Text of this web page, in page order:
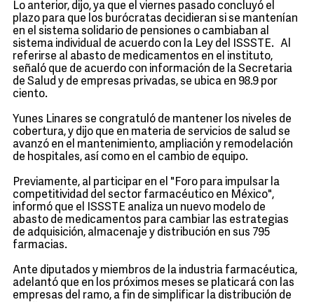
Lo anterior, dijo, ya que el viernes pasado concluyó el
plazo para que los burócratas decidieran si se mantenían
en el sistema solidario de pensiones o cambiaban al
sistema individual de acuerdo con la Ley del ISSSTE. Al
referirse al abasto de medicamentos en el instituto,
señaló que de acuerdo con información de la Secretaria
de Salud y de empresas privadas, se ubica en 98.9 por
ciento.
Yunes Linares se congratuló de mantener los niveles de
cobertura, y dijo que en materia de servicios de salud se
avanzó en el mantenimiento, ampliación y remodelación
de hospitales, así como en el cambio de equipo.
Previamente, al participar en el "Foro para impulsar la
competitividad del sector farmacéutico en México",
informó que el ISSSTE analiza un nuevo modelo de
abasto de medicamentos para cambiar las estrategias
de adquisición, almacenaje y distribución en sus 795
farmacias.
Ante diputados y miembros de la industria farmacéutica,
adelantó que en los próximos meses se platicará con las
empresas del ramo, a fin de simplificar la distribución de